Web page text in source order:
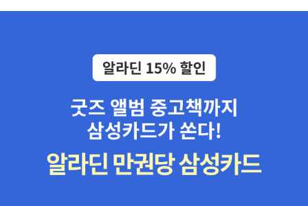
에 대한 아픔을 가진 사람이 쓰러지지 않도록 꽉 붙잡아 줄 내용들이
한 아픔을 경험해 본 사람, 누구든 그러한 상황에 접할 수 있는 대다수
의 사람들에게 이 책은 큰 도움이 될 것이라 생각한다. 한 번 읽을 때
님 오신날’을 기념해서라도 일독을 한다면 또 의미있는 날이 될 것 같